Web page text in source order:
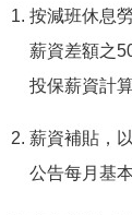
按減班休息
薪資差額之
投保薪資計算
薪資補貼，
公告每月基